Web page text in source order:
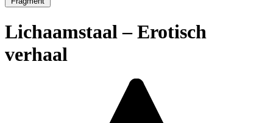
Lichaamstaal – Erotisch
verhaal